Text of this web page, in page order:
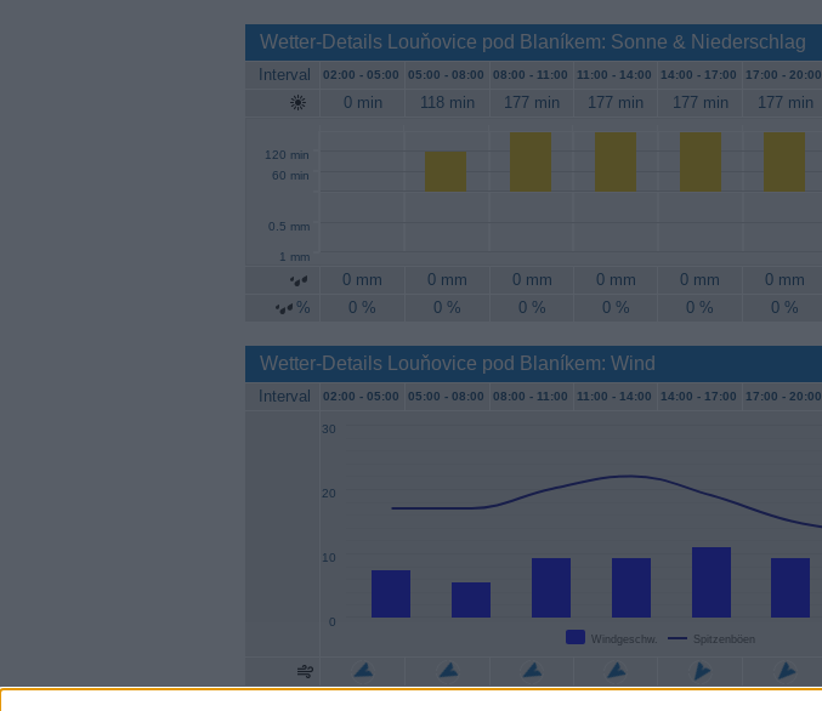
Wetter-Details Louňovice pod Blaníkem: Sonne & Niederschlag
Interval 02:00 - 05:00 05:00 - 08:00 08:00 - 11:00 11:00 - 14:00 14:00 - 17:00 17:00 - 20:00
0 min 118 min 177 min 177 min 177 min 177 min
60 min
120 min
0.5 mm
1 mm
0 mm 0 mm 0 mm 0 mm 0 mm 0 mm
%
0 % 0 % 0 % 0 % 0 % 0 %
Wetter-Details Louňovice pod Blaníkem: Wind
Interval 02:00 - 05:00 05:00 - 08:00 08:00 - 11:00 11:00 - 14:00 14:00 - 17:00 17:00 - 20:00
Windgeschw. Spitzenböen
0
10
20
30